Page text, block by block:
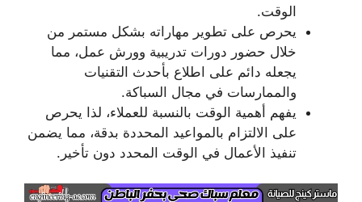
الوقت.
يحرص على تطوير مهاراته بشكل مستمر من
خلال حضور دورات تدريبية وورش عمل، مما
يجعله دائم على اطلاع بأحدث التقنيات
والممارسات في مجال السباكة.
يفهم أهمية الوقت بالنسبة للعملاء، لذا يحرص
على الالتزام بالمواعيد المحددة بدقة، مما يضمن
تنفيذ الأعمال في الوقت المحدد دون تأخير.